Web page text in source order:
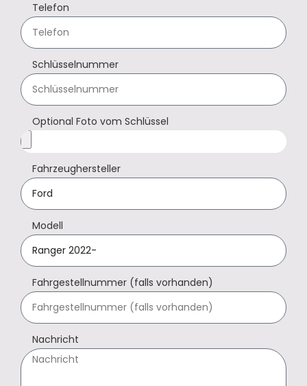
Telefon
Schlüsselnummer
Optional Foto vom Schlüssel
Fahrzeughersteller
Modell
Fahrgestellnummer (falls vorhanden)
Nachricht